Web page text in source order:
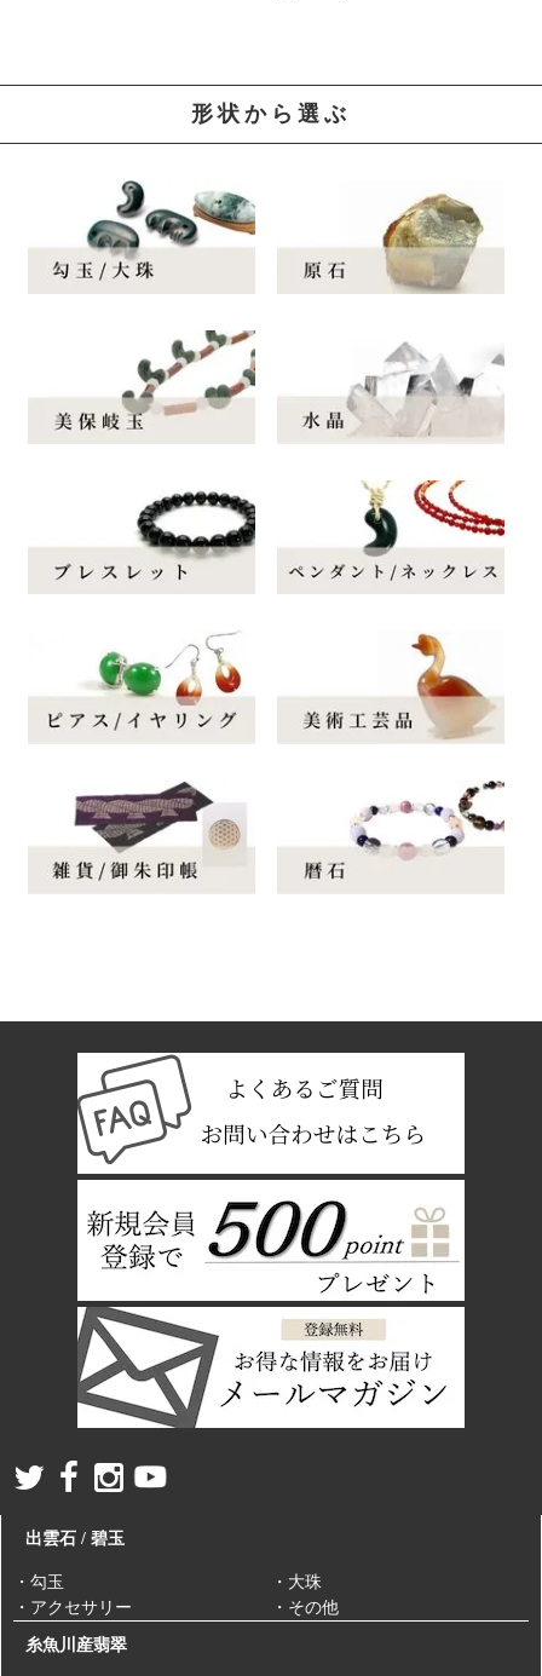
形状から選ぶ
出雲石 / 碧玉
・勾玉
・大珠
・アクセサリー
・その他
糸魚川産翡翠